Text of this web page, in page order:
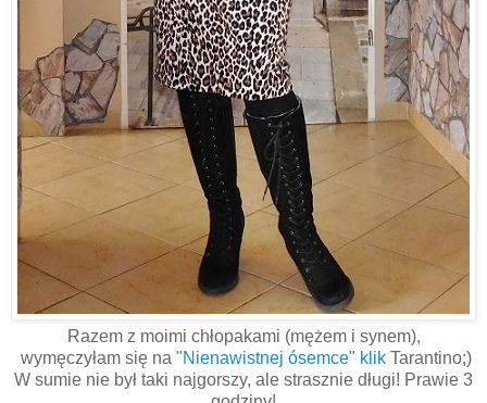
Razem z moimi chłopakami (mężem i synem),
wymęczyłam się na "Nienawistnej ósemce" klikTarantino;)
W sumie nie był taki najgorszy, ale strasznie długi! Prawie 3